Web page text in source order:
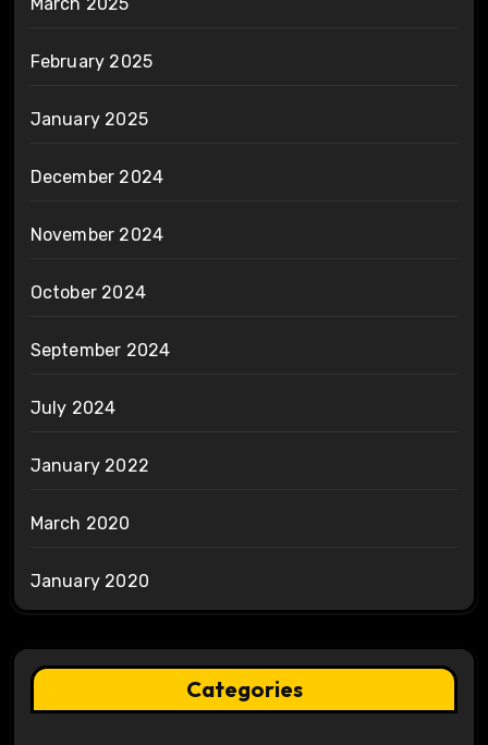
February 2025
January 2025
December 2024
November 2024
October 2024
September 2024
July 2024
January 2022
March 2020
January 2020
Categories